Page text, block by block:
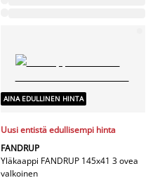
AINA EDULLINEN HINTA
Uusi entistä edullisempi hinta
FANDRUP
Yläkaappi FANDRUP 145x41 3 ovea
valkoinen